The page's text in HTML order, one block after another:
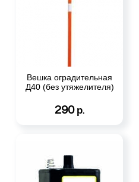
Вешка оградительная
Д40 (без утяжелителя)
290 р.